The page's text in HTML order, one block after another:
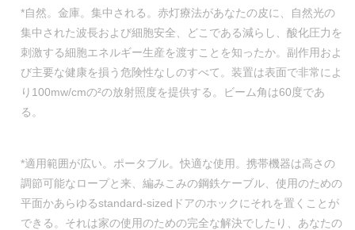
*自然。金庫。集中される。赤灯療法があなたの皮に、自然光の
集中された波長および細胞安全、どこである減らし、酸化圧力を
刺激する細胞エネルギー生産を渡すことを知ったか。副作用およ
び主要な健康を損う危険性なしのすべて。装置は表面で非常によ
り100mw/cmの²の放射照度を提供する。ビーム角は60度であ
る。
*適用範囲が広い。ポータブル。快適な使用。携帯機器は高さの
調節可能なロープと来、編みこみの鋼鉄ケーブル、使用のための
平面かあらゆるstandard-sizedドアのホックにそれを置くことが
できる。それは家の使用のための完全な解決でしたり、あなたの